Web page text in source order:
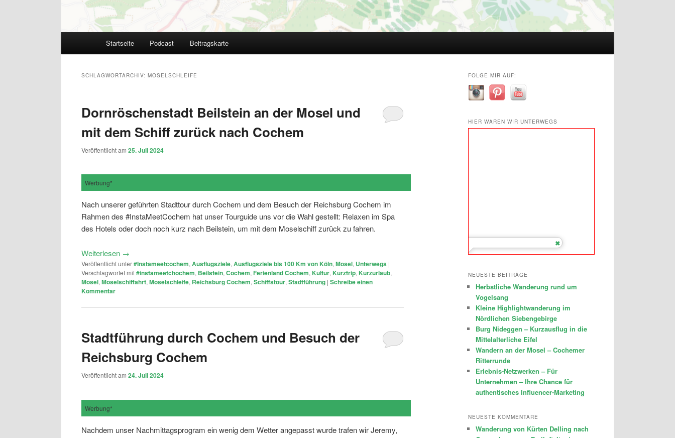
Startseite Podcast Beitragskarte
SCHLAGWORTARCHIV: MOSELSCHLEIFE
Dornröschenstadt Beilstein an der Mosel und
mit dem Schiff zurück nach Cochem
Veröffentlicht am 25. Juli 2024
Werbung*
Nach unserer geführten Stadttour durch Cochem und dem Besuch der Reichsburg Cochem im
Rahmen des #InstaMeetCochem hat unser Tourguide uns vor die Wahl gestellt: Relaxen im Spa
des Hotels oder doch noch kurz nach Beilstein, um mit dem Moselschiff zurück zu fahren.
Weiterlesen →
Veröffentlicht unter#Instameetcochem, Ausflugsziele, Ausflugsziele bis 100 Km von Köln, Mosel, Unterwegs |
Verschlagwortet mit#instameetchochem, Beilstein, Cochem, Ferienland Cochem, Kultur, Kurztrip, Kurzurlaub,
Mosel, Moselschiffahrt, Moselschleife, Reichsburg Cochem, Schiffstour, Stadtführung | Schreibe einen
Kommentar
Stadtführung durch Cochem und Besuch der
Reichsburg Cochem
Veröffentlicht am 24. Juli 2024
Werbung*
Nachdem unser Nachmittagsprogram ein wenig dem Wetter angepasst wurde trafen wir Jeremy,
FOLGE MIR AUF:
HIER WAREN WIR UNTERWEGS
NEUESTE BEITRÄGE
Herbstliche Wanderung rund um
Vogelsang
Kleine Highlightwanderung im
Nördlichen Siebengebirge
Burg Nideggen – Kurzausflug in die
Mittelalterliche Eifel
Wandern an der Mosel – Cochemer
Ritterrunde
Erlebnis-Netzwerken – Für
Unternehmen – Ihre Chance für
authentisches Influencer-Marketing
NEUESTE KOMMENTARE
Wanderung von Kürten Delling nach